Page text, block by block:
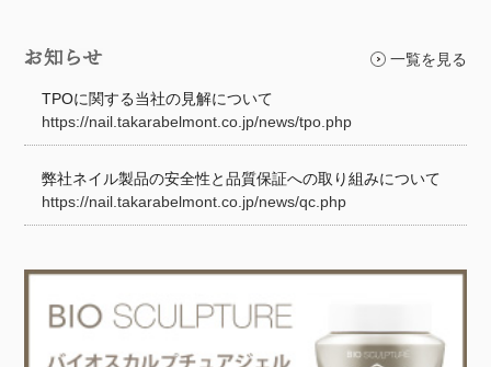
一覧を見る
TPOに関する当社の見解について
https://nail.takarabelmont.co.jp/news/tpo.php
弊社ネイル製品の安全性と品質保証への取り組みについて
https://nail.takarabelmont.co.jp/news/qc.php